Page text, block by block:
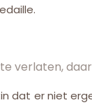
verlaten,
dat er niet